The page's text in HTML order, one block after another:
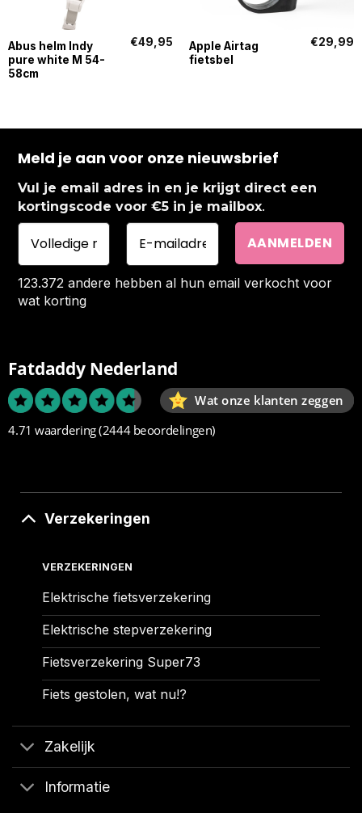
Abus helm Indy
pure white M 54-
58cm
€49,95
Apple Airtag
fietsbel
€29,99
Meld je aan voor onze nieuwsbrief
Vul je email adres in en je krijgt direct een
kortingscode voor €5 in je mailbox.
123.372 andere hebben al hun email verkocht voor
wat korting
Fatdaddy Nederland
Wat onze klanten zeggen
4.71 waardering(2444 beoordelingen)
Verzekeringen
VERZEKERINGEN
Elektrische fietsverzekering
Elektrische stepverzekering
Fietsverzekering Super73
Fiets gestolen, wat nu!?
Zakelijk
Informatie